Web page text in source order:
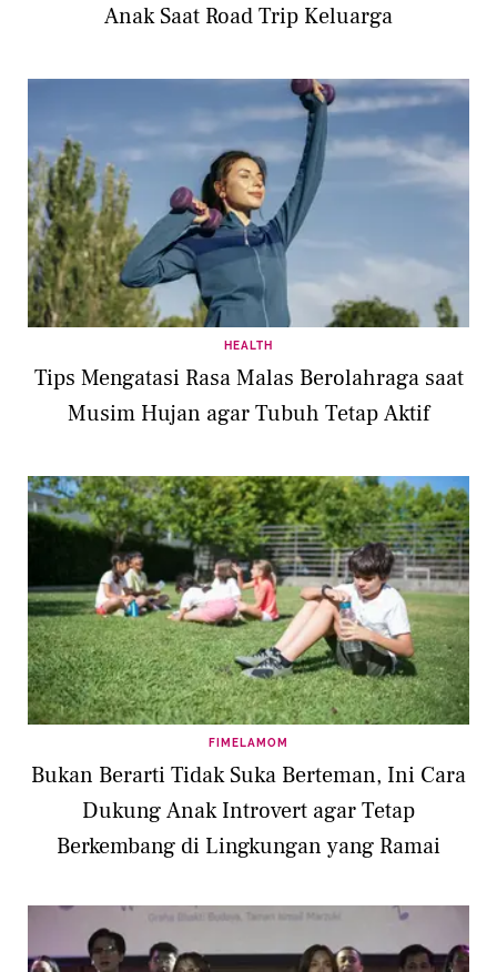
Anak Saat Road Trip Keluarga
HEALTH
Tips Mengatasi Rasa Malas Berolahraga saat
Musim Hujan agar Tubuh Tetap Aktif
FIMELAMOM
Bukan Berarti Tidak Suka Berteman, Ini Cara
Dukung Anak Introvert agar Tetap
Berkembang di Lingkungan yang Ramai